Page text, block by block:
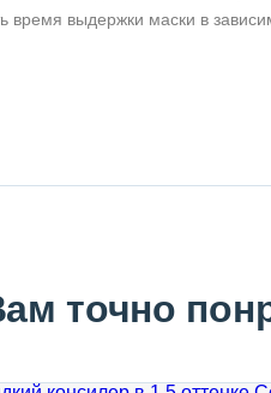
время выдержки маски в
точно